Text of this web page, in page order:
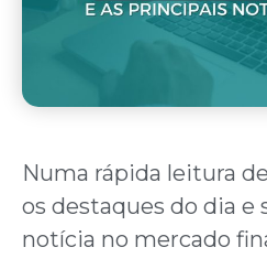
Numa rápida leitura
os destaques do dia e
notícia no mercado